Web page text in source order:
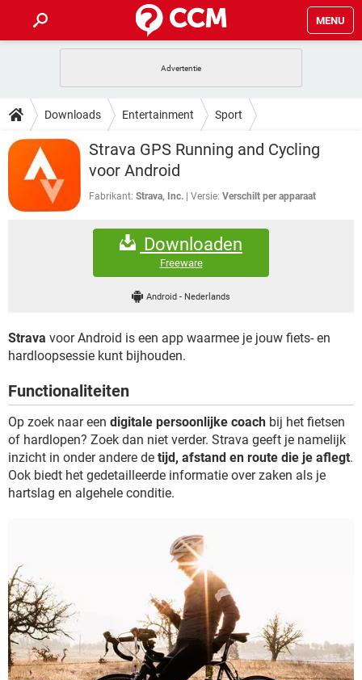
MENU
INSTAGRAM WINDOWS 10
NETFLIX CORONAVIRUS
GRATIS
TIKTOK
HOW-TO
VIDEOBELLEN GAMES
INSTAGRAM WINDOWS 10
NETFLIX
GRATIS
DOWNLOADS
VIDEOBELLEN
INSTAGRAM WINDOWS 10
CORONAVIRUS
SNAPCHAT
FORUM
VIDEOBELLEN
WINDOWS 10
CORONAVIRUS
SNAPCHAT
GAMES
GRATIS SNAPCHAT
Downloads Entertainment Sport
Strava GPS Running and Cycling
voor Android
Fabrikant: Strava, Inc. Versie: Verschilt per apparaat
Downloaden
Freeware
Android - Nederlands
Strava voor Android is een app waarmee je jouw fiets- en
hardloopsessie kunt bijhouden.
Functionaliteiten
Op zoek naar een digitale persoonlijke coach bij het fietsen
of hardlopen? Zoek dan niet verder. Strava geeft je namelijk
inzicht in onder andere de tijd, afstand en route die je aflegt.
Ook biedt het gedetailleerde informatie over zaken als je
hartslag en algehele conditie.